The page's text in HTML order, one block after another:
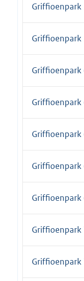
Griffioenpark
Griffioenpark
Griffioenpark
Griffioenpark
Griffioenpark
Griffioenpark
Griffioenpark
Griffioenpark
Griffioenpark